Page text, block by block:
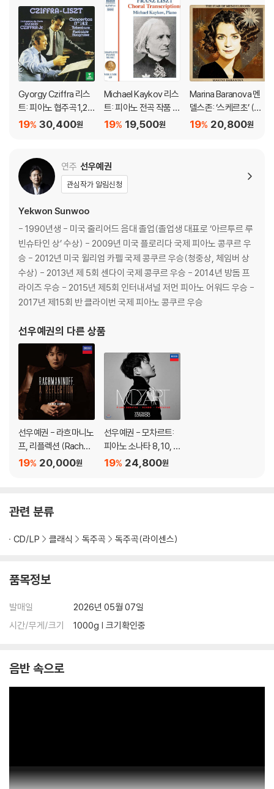
Gyorgy Cziffra 리스
트: 피아노 협주곡 1,2번
(Liszt: Piano Concer
30,400원
19%
Michael Kaykov 리스
트: 피아노 전곡 작품 6
9집 (Liszt: Complet
19,500원
19%
Marina Baranova 멘
델스존: ‘스케르초’ (라
흐마니노프-바라노바
20,800원
19%
연주 선우예권
관심작가 알림신청
Yekwon Sunwoo
- 1990년생 - 미국 줄리어드 음대 졸업(졸업생 대표로 ‘아르투르 루
빈슈타인 상’ 수상) - 2009년 미국 플로리다 국제 피아노 콩쿠르 우
승 - 2012년 미국 윌리엄 카펠 국제 콩쿠르 우승(청중상, 체임버 상
수상) - 2013년 제 5회 센다이 국제 콩쿠르 우승 - 2014년 방돔 프
라이즈 우승 - 2015년 제5회 인터내셔널 저먼 피아노 어워드 우승 -
2017년 제15회 반 클라이번 국제 피아노 콩쿠르 우승
선우예권의 다른 상품
선우예권 - 라흐마니노
프, 리플렉션 (Rachm
aninoff, A Reflectio
20,000원
19%
선우예권 - 모차르트:
피아노 소나타 8, 10, 1
1, 13, 16번, 환상곡, 론
24,800원
19%
관련 분류
CD/LP 클래식 독주곡 독주곡(라이센스)
품목정보
발매일
2026년 05월 07일
시간/무게/크기
1000g | 크기확인중
음반 속으로